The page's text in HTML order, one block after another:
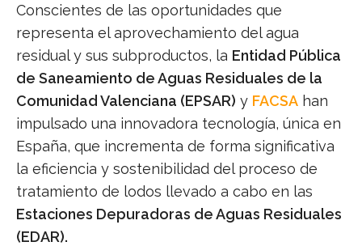
Conscientes de las oportunidades que
representa el aprovechamiento del agua
residual y sus subproductos, la Entidad Pública
de Saneamiento de Aguas Residuales de la
Comunidad Valenciana (EPSAR) y FACSA han
impulsado una innovadora tecnología, única en
España, que incrementa de forma significativa
la eficiencia y sostenibilidad del proceso de
tratamiento de lodos llevado a cabo en las
Estaciones Depuradoras de Aguas Residuales
(EDAR).